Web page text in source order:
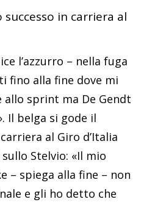
successo in carriera al
l’azzurro – nella fuga
fino alla fine dove mi
sprint ma De Gendt
Il belga si gode il
al Giro d’Italia
Stelvio: «Il mio
– spiega alla fine – non
e gli ho detto che